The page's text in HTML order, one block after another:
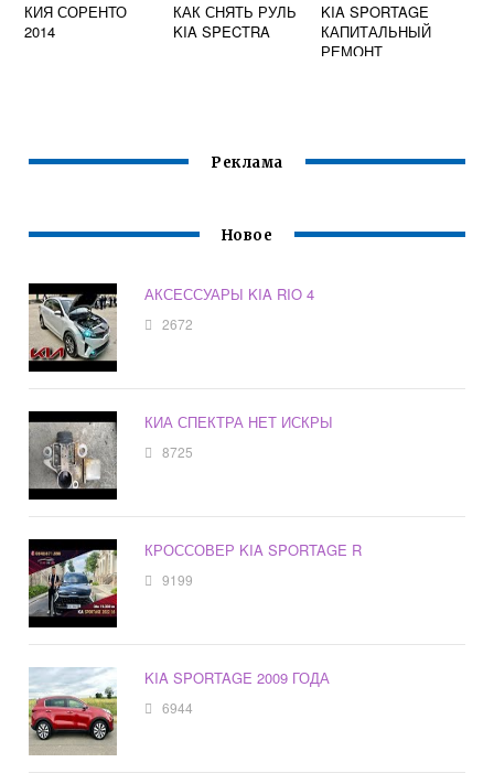
КИЯ СОРЕНТО
2014
КАК СНЯТЬ РУЛЬ
KIA SPECTRA
KIA SPORTAGE
КАПИТАЛЬНЫЙ
РЕМОНТ
Реклама
Новое
АКСЕССУАРЫ KIA RIO 4
2672
КИА СПЕКТРА НЕТ ИСКРЫ
8725
КРОССОВЕР KIA SPORTAGE R
9199
KIA SPORTAGE 2009 ГОДА
6944